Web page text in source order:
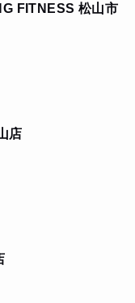
FITNESS 松山市
店